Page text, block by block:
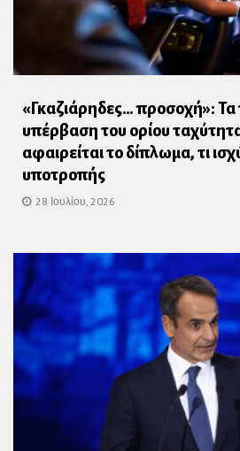
«Γκαζιάρηδες… προσοχή»: Τα
υπέρβαση του ορίου
αφαιρείται το δίπλωμα, τι
υποτροπής
28 Ιουλίου, 2026